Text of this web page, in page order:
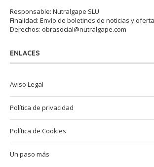
Responsable: Nutralgape SLU
Finalidad: Envío de boletines de noticias y
Derechos: obrasocial@nutralgape.com
ENLACES
Aviso Legal
Política de privacidad
Política de Cookies
Un paso más